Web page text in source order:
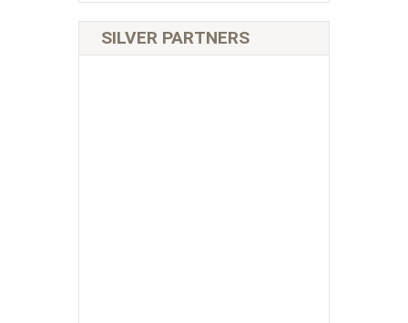
SILVER PARTNERS